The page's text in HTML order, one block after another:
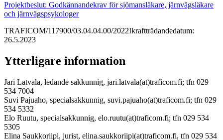
Projektbeslut: Godkännandekrav för sjömansläkare, järnvägsläkare
och järnvägspsykologer
TRAFICOM/117900/03.04.04.00/2022Ikraftträdandedatum:
26.5.2023
Ytterligare information
Jari Latvala, ledande sakkunnig, jari.latvala(at)traficom.fi; tfn 029
534 7004
Suvi Pajuaho, specialsakkunnig, suvi.pajuaho(at)traficom.fi; tfn 029
534 5332
Elo Ruutu, specialsakkunnig, elo.ruutu(at)traficom.fi; tfn 029 534
5305
Elina Saukkoriipi, jurist, elina.saukkoriipi(at)traficom.fi, tfn 029 534